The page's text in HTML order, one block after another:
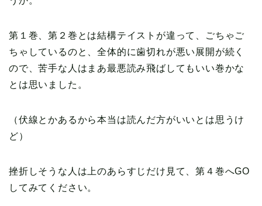
第１巻、第２巻とは結構テイストが違って、ごちゃご
ちゃしているのと、全体的に歯切れが悪い展開が続く
ので、苦手な人はまあ最悪読み飛ばしてもいい巻かな
とは思いました。
（伏線とかあるから本当は読んだ方がいいとは思うけ
ど）
挫折しそうな人は上のあらすじだけ見て、第４巻へGO
してみてください。